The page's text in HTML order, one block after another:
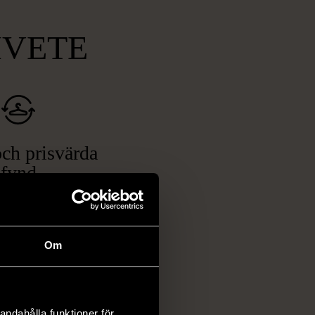
Om
prisvärda
fynd
ett brett utbud av